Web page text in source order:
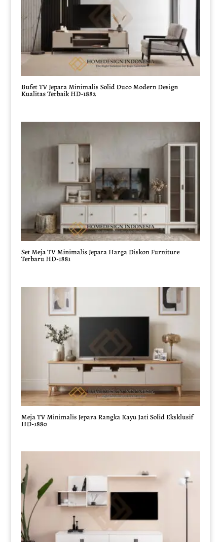
Bufet TV Jepara Minimalis Solid Duco Modern Design
Kualitas Terbaik HD-1882
Set Meja TV Minimalis Jepara Harga Diskon Furniture
Terbaru HD-1881
Meja TV Minimalis Jepara Rangka Kayu Jati Solid Eksklusif
HD-1880